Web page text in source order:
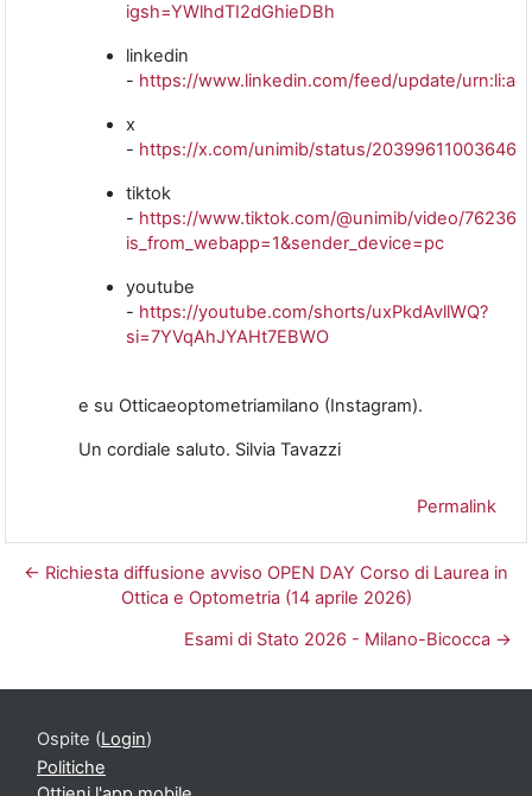
igsh=YWlhdTI2dGhieDBh
linkedin
- https://www.linkedin.com/feed/update/
x
- https://x.com/unimib/status/
tiktok
- https://www.tiktok.com/@unimib/video/
is_from_webapp=1&sender_device=pc
youtube
- https://youtube.com/shorts/uxPkdAvllWQ?
si=7YVqAhJYAHt7EBWO
e su Otticaeoptometriamilano (Instagram).
Un cordiale saluto. Silvia Tavazzi
Permalink
← Richiesta diffusione avviso OPEN DAY Corso di Laurea in
Ottica e Optometria (14 aprile 2026)
Esami di Stato 2026 - Milano-Bicocca →
Ospite (Login)
Politiche